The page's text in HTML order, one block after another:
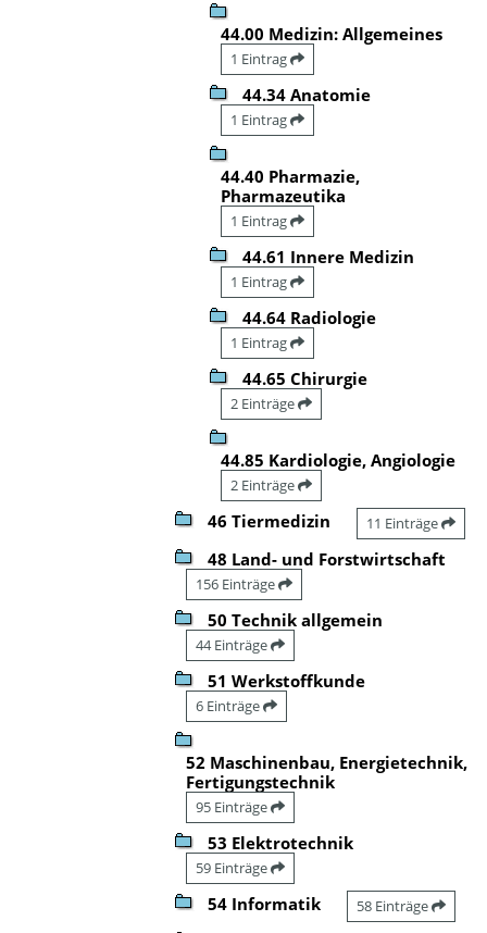
44.00 Medizin: Allgemeines
1 Eintrag
44.34 Anatomie
1 Eintrag
44.40 Pharmazie,
Pharmazeutika
1 Eintrag
44.61 Innere Medizin
1 Eintrag
44.64 Radiologie
1 Eintrag
44.65 Chirurgie
2 Einträge
44.85 Kardiologie, Angiologie
2 Einträge
46 Tiermedizin 11 Einträge
48 Land- und Forstwirtschaft
156 Einträge
50 Technik allgemein
44 Einträge
51 Werkstoffkunde
6 Einträge
52 Maschinenbau, Energietechnik,
Fertigungstechnik
95 Einträge
53 Elektrotechnik
59 Einträge
54 Informatik 58 Einträge